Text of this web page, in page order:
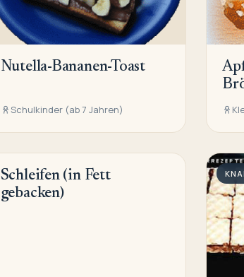
Nutella-Bananen-Toast
Schulkinder (ab 7 Jahren)
KNABBEREIEN/NASCHEREIEN
Schleifen (in Fett
gebacken)